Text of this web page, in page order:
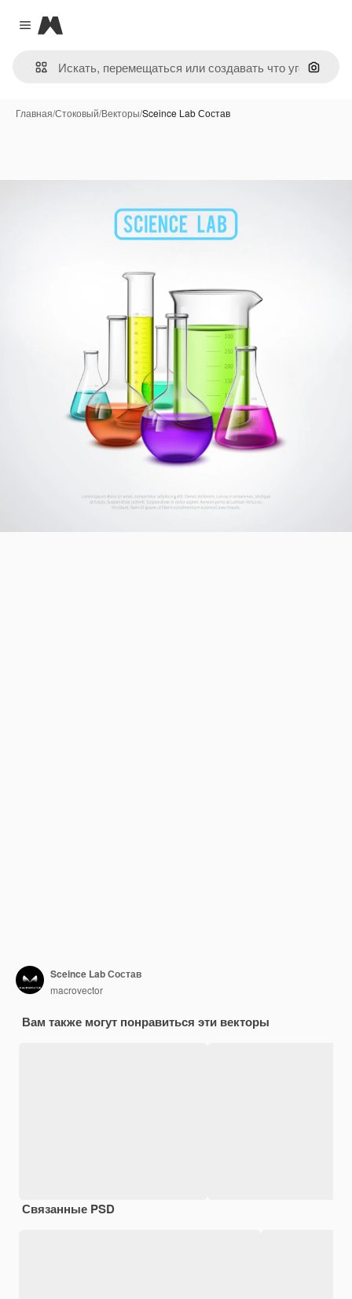
Close menu
Magnific
Поиск
Главная/Стоковый/Векторы/Sceince Lab Состав
Sceince Lab Состав
macrovector
Вам также могут понравиться эти векторы
Связанные PSD